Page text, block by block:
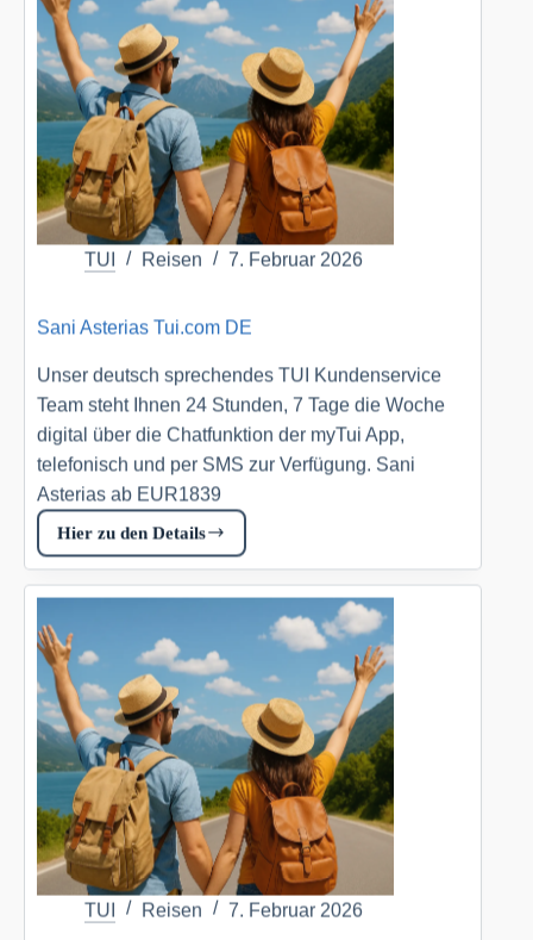
Hotel
By
Maistra
Tui.com
DE
TUI Reisen 7. Februar 2026
Sani Asterias Tui.com DE
Unser deutsch sprechendes TUI Kundenservice
Team steht Ihnen 24 Stunden, 7 Tage die Woche
digital über die Chatfunktion der myTui App,
telefonisch und per SMS zur Verfügung. Sani
Asterias ab EUR1839
Hier zu den Details
Sani
Asterias
Tui.com
TUI Reisen 7. Februar 2026